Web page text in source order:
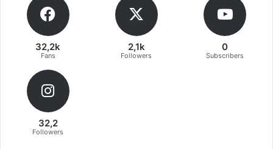
32,2k
Fans
2,1k
Followers
0
Subscribers
32,2
Followers